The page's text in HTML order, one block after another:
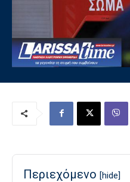
Περιεχόμενο [hide]